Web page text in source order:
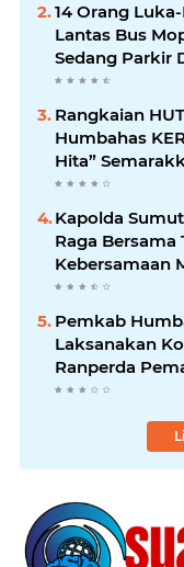
14 Orang
Lantas Bus
Sedang Parkir
Siborongborong
Rangkaian
Humbahas
Hita”
Bukit Inspirasi
Kapolda
Raga Bersama
Kebersamaan
Pemkab
Laksanakan
Ranperda
Kebudayaan